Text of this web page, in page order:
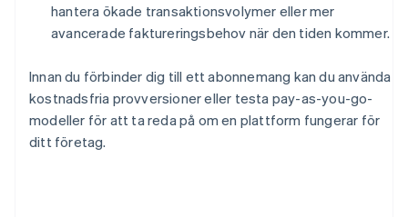
hantera ökade transaktionsvolymer eller mer
avancerade faktureringsbehov när den tiden kommer.
Innan du förbinder dig till ett abonnemang kan du använda
kostnadsfria provversioner eller testa pay-as-you-go-
modeller för att ta reda på om en plattform fungerar för
ditt företag.